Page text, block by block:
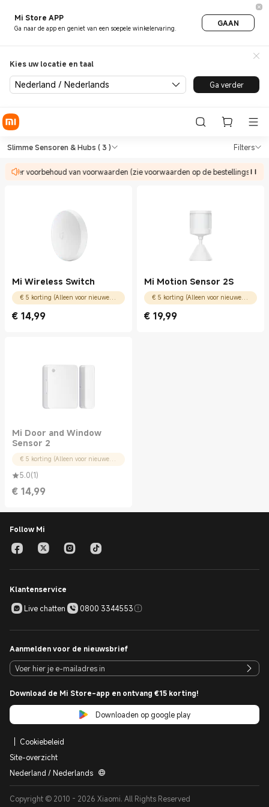
Mi Store APP
Ga naar de app en geniet van een soepele winkelervaring.
GAAN
Kies uw locatie en taal
Nederland / Nederlands Ga verder
Shop Thuisbeveiliging
Slimme Sensoren & Hubs ( 3 ) Filters
onder voorbehoud van voorwaarden (zie voorwaarden op de
Shop Thuisbeveiliging Slimme
Mi Wireless Switch
€ 5 korting (Alleen voor nieuwe gebruikers)
€ 14,99
Current Price € 14.99
Mi Motion Sensor 2S
€ 5 korting (Alleen voor nieuwe gebruikers)
€ 19,99
Current Price € 19.99
Mi Door and Window
Sensor 2
€ 5 korting (Alleen voor nieuwe gebruikers)
5.0(1)
€ 14,99
Current Price € 14.99
Follow Mi
Klantenservice
Live chatten
0800 3344553
Aanmelden voor de nieuwsbrief
Download de Mi Store-app en ontvang €15 korting!
Downloaden op google play
Cookiebeleid
Site-overzicht
Nederland / Nederlands
Copyright © 2010 - 2026 Xiaomi. All Rights Reserved